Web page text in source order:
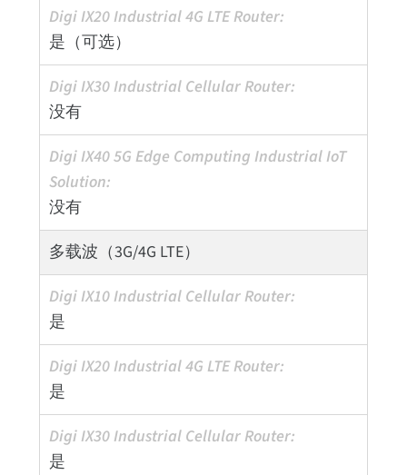
是（可选）
没有
没有
多载波（3G/4G LTE）
是
是
是